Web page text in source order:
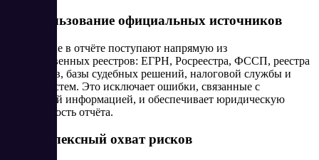
2. Использование официальных источников
Все данные в отчёте поступают напрямую из
государственных реестров: ЕГРН, Росреестра, ФССП, реестра
банкротств, базы судебных решений, налоговой службы и
других систем. Это исключает ошибки, связанные с
устаревшей информацией, и обеспечивает юридическую
достоверность отчёта.
3. Комплексный охват рисков